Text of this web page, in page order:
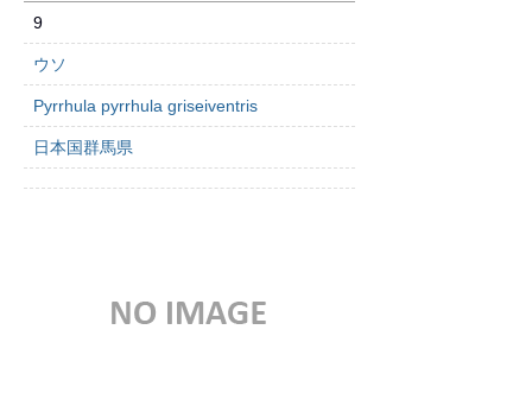
9
ウソ
Pyrrhula pyrrhula griseiventris
日本国群馬県